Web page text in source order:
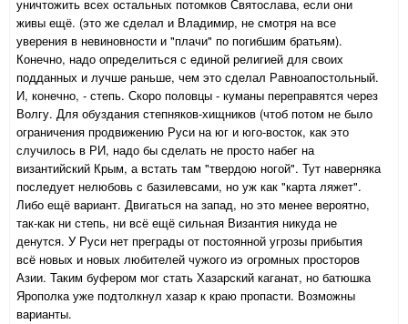
уничтожить всех остальных потомков Святослава, если они
живы ещё. (это же сделал и Владимир, не смотря на все
уверения в невиновности и "плачи" по погибшим братьям).
Конечно, надо определиться с единой религией для своих
подданных и лучше раньше, чем это сделал Равноапостольный.
И, конечно, - степь. Скоро половцы - куманы переправятся через
Волгу. Для обуздания степняков-хищников (чтоб потом не было
ограничения продвижению Руси на юг и юго-восток, как это
случилось в РИ, надо бы сделать не просто набег на
византийский Крым, а встать там "твердою ногой". Тут наверняка
последует нелюбовь с базилевсами, но уж как "карта ляжет".
Либо ещё вариант. Двигаться на запад, но это менее вероятно,
так-как ни степь, ни всё ещё сильная Византия никуда не
денутся. У Руси нет преграды от постоянной угрозы прибытия
всё новых и новых любителей чужого иэ огромных просторов
Азии. Таким буфером мог стать Хазарский каганат, но батюшка
Ярополка уже подтолкнул хазар к краю пропасти. Возможны
варианты.